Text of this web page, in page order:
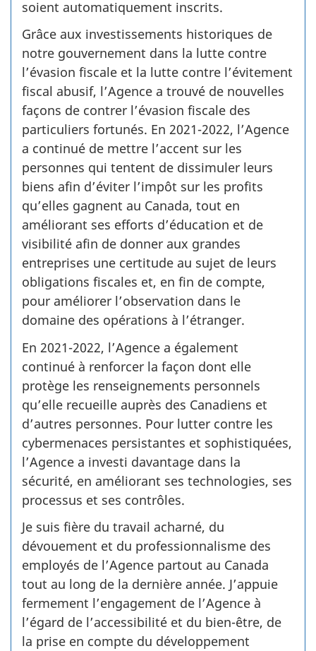
soient automatiquement inscrits.
Grâce aux investissements historiques de
notre gouvernement dans la lutte contre
l’évasion fiscale et la lutte contre l’évitement
fiscal abusif, l’Agence a trouvé de nouvelles
façons de contrer l’évasion fiscale des
particuliers fortunés. En 2021-2022, l’Agence
a continué de mettre l’accent sur les
personnes qui tentent de dissimuler leurs
biens afin d’éviter l’impôt sur les profits
qu’elles gagnent au Canada, tout en
améliorant ses efforts d’éducation et de
visibilité afin de donner aux grandes
entreprises une certitude au sujet de leurs
obligations fiscales et, en fin de compte,
pour améliorer l’observation dans le
domaine des opérations à l’étranger.
En 2021-2022, l’Agence a également
continué à renforcer la façon dont elle
protège les renseignements personnels
qu’elle recueille auprès des Canadiens et
d’autres personnes. Pour lutter contre les
cybermenaces persistantes et sophistiquées,
l’Agence a investi davantage dans la
sécurité, en améliorant ses technologies, ses
processus et ses contrôles.
Je suis fière du travail acharné, du
dévouement et du professionnalisme des
employés de l’Agence partout au Canada
tout au long de la dernière année. J’appuie
fermement l’engagement de l’Agence à
l’égard de l’accessibilité et du bien-être, de
la prise en compte du développement